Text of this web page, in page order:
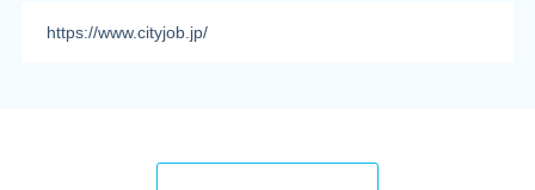
https://www.cityjob.jp/